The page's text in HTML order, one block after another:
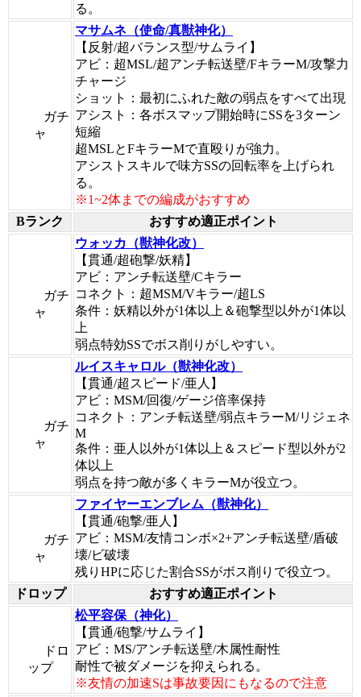
る。
ガチ
ャ
マサムネ（使命/真獣神化）
【反射/超バランス型/サムライ】
アビ：超MSL/超アンチ転送壁/FキラーM/攻撃力
チャージ
ショット：最初にふれた敵の弱点をすべて出現
アシスト：各ボスマップ開始時にSSを3ターン
短縮
超MSLとFキラーMで直殴りが強力。
アシストスキルで味方SSの回転率を上げられ
る。
※1~2体までの編成がおすすめ
Bランク
おすすめ適正ポイント
ガチ
ャ
ウォッカ（獣神化改）
【貫通/超砲撃/妖精】
アビ：アンチ転送壁/Cキラー
コネクト：超MSM/Vキラー/超LS
条件：妖精以外が1体以上＆砲撃型以外が1体以
上
弱点特効SSでボス削りがしやすい。
ガチ
ャ
ルイスキャロル（獣神化改）
【貫通/超スピード/亜人】
アビ：MSM/回復/ゲージ倍率保持
コネクト：アンチ転送壁/弱点キラーM/リジェネ
M
条件：亜人以外が1体以上＆スピード型以外が2
体以上
弱点を持つ敵が多くキラーMが役立つ。
ガチ
ャ
ファイヤーエンブレム（獣神化）
【貫通/砲撃/亜人】
アビ：MSM/友情コンボ×2+アンチ転送壁/盾破
壊/ビ破壊
残りHPに応じた割合SSがボス削りで役立つ。
ドロップ
おすすめ適正ポイント
ドロ
ップ
松平容保（神化）
【貫通/砲撃/サムライ】
アビ：MS/アンチ転送壁/木属性耐性
耐性で被ダメージを抑えられる。
※友情の加速Sは事故要因にもなるので注意